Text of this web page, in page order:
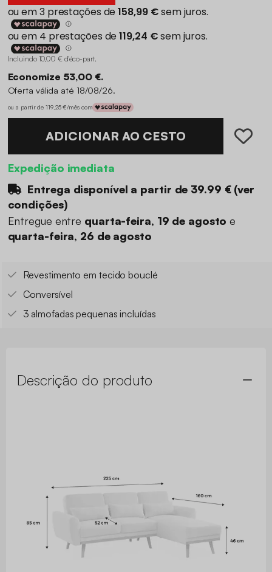
Incluindo 10,00 € d'éco-part.
Economize 53,00 €.
Oferta válida até 18/08/26.
ou a partir de 119,25 €/mês com
ADICIONAR AO CESTO
Expedição imediata
Entrega disponível a partir de 39.99 €(ver
condições)
Entregue entre quarta-feira, 19 de agostoe
quarta-feira, 26 de agosto
Revestimento em tecido bouclé
Conversível
3 almofadas pequenas incluídas
Descrição do produto